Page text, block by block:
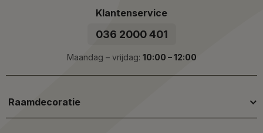
Klantenservice
036 2000 401
Maandag – vrijdag: 10:00 – 12:00
Raamdecoratie